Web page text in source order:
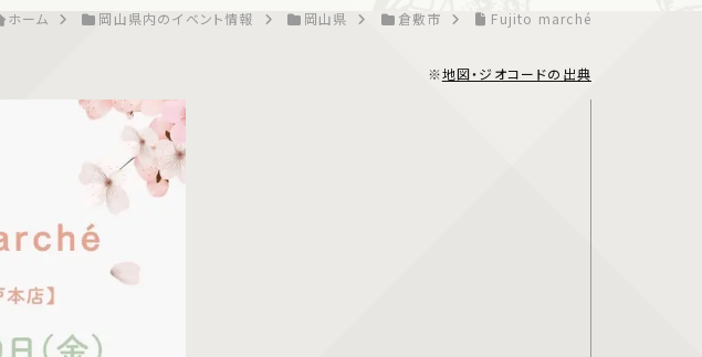
ホーム 岡山県内のイベント情報 岡山県 倉敷市 Fujito marché
※地図・ジオコードの出典